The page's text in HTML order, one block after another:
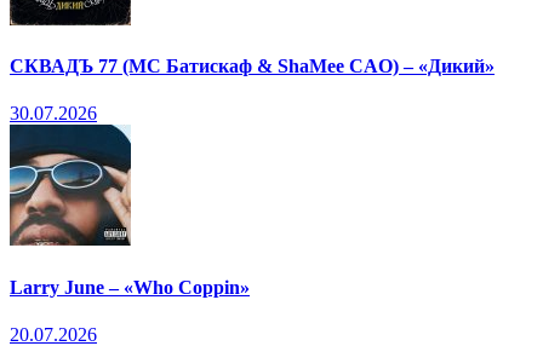
СКВАДЪ 77 (МС Батискаф & ShaMee CAO) – «Дикий»
30.07.2026
Larry June – «Who Coppin»
20.07.2026